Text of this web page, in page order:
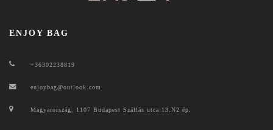
ENJOY BAG
+36302238819
enjoybag@outlook.com
Magyarország, 1107 Budapest Szállás utca 13.N2 ép.